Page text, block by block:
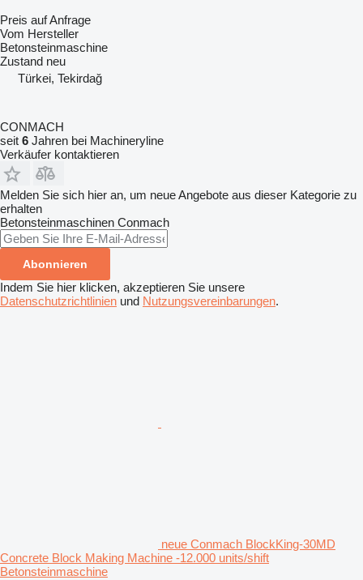
Preis auf Anfrage
Vom Hersteller
Betonsteinmaschine
Zustand neu
Türkei, Tekirdağ
CONMACH
seit 6 Jahren bei Machineryline
Verkäufer kontaktieren
Melden Sie sich hier an, um neue Angebote aus dieser Kategorie zu
erhalten
Betonsteinmaschinen Conmach
Abonnieren
Indem Sie hier klicken, akzeptieren Sie unsere
Datenschutzrichtlinien und Nutzungsvereinbarungen.
neue Conmach BlockKing-30MD
Concrete Block Making Machine -12.000 units/shift
Betonsteinmaschine